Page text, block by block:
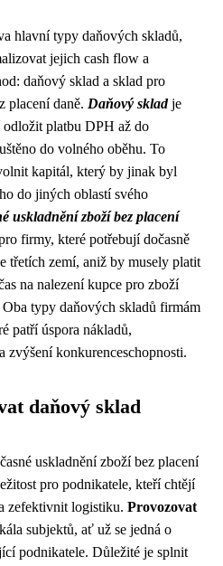
hlavní typy daňových skladů,
jejich cash flow a
daňový sklad a sklad pro
placení daně. Daňový skladje
platbu DPH až do
do volného oběhu. To
kapitál, který by jinak byl
do jiných oblastí svého
uskladnění zboží bez placení
firmy, které potřebují dočasně
třetích zemí, aniž by musely platit
na nalezení kupce pro zboží
typy daňových skladů firmám
patří úspora nákladů,
zvýšení konkurenceschopnosti.
daňový sklad
uskladnění zboží bez placení
pro podnikatele, kteří chtějí
zefektivnit logistiku. Provozovat
subjektů, ať už se jedná o
podnikatele. Důležité je splnit